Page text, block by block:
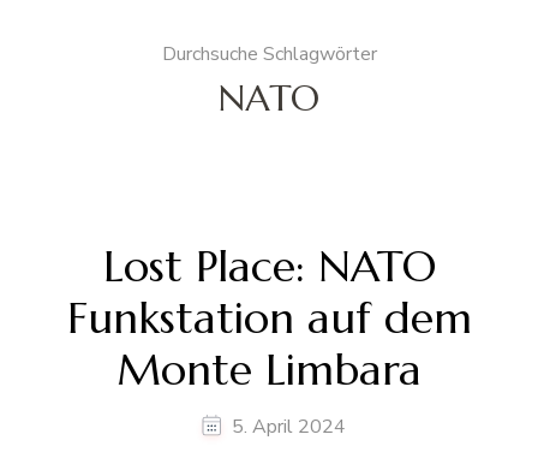
Durchsuche Schlagwörter
NATO
Lost Place: NATO
Funkstation auf dem
Monte Limbara
5. April 2024